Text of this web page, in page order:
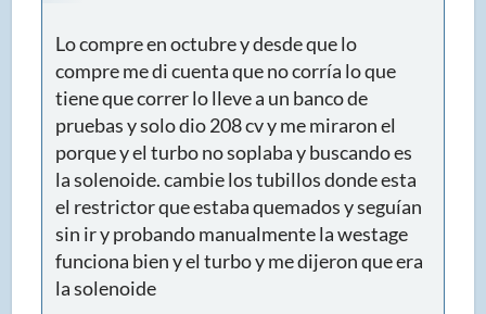
Lo compre en octubre y desde que lo
compre me di cuenta que no corría lo que
tiene que correr lo lleve a un banco de
pruebas y solo dio 208 cv y me miraron el
porque y el turbo no soplaba y buscando es
la solenoide. cambie los tubillos donde esta
el restrictor que estaba quemados y seguían
sin ir y probando manualmente la westage
funciona bien y el turbo y me dijeron que era
la solenoide